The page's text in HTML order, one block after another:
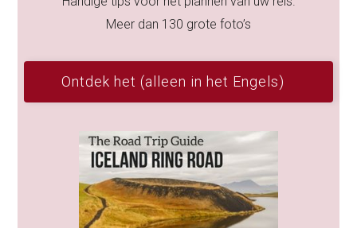
Meer dan 130 grote foto’s
Ontdek het (alleen in het Engels)